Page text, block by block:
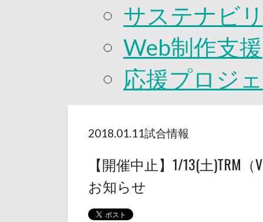
サステナビ
Web制作支援
応援プロジ
2018.01.11試合情報
【開催中止】1/13(土)TRM
お知らせ